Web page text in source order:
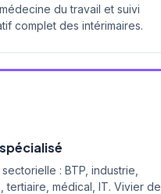
du travail et suivi
complet des intérimaires.
: BTP, industrie,
tertiaire, médical, IT. Vivier de